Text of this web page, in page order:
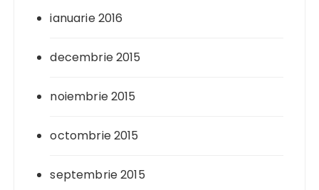
ianuarie 2016
decembrie 2015
noiembrie 2015
octombrie 2015
septembrie 2015